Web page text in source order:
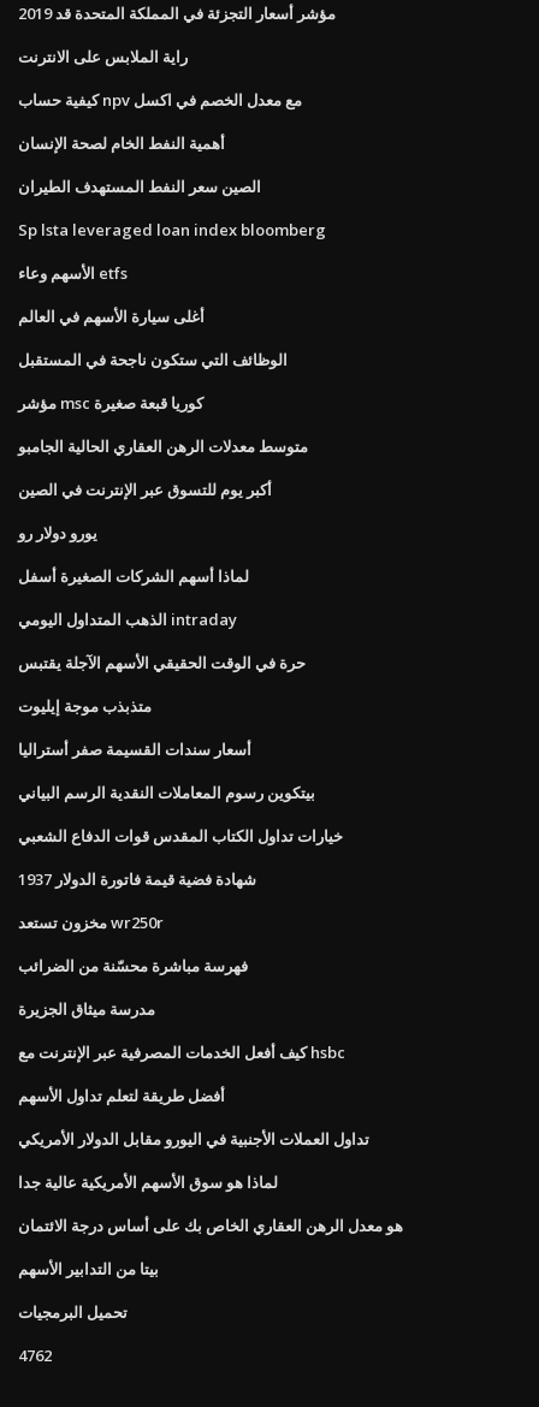
مؤشر أسعار التجزئة في المملكة المتحدة قد 2019
راية الملابس على الانترنت
كيفية حساب npv مع معدل الخصم في اكسل
أهمية النفط الخام لصحة الإنسان
الصين سعر النفط المستهدف الطيران
Sp lsta leveraged loan index bloomberg
الأسهم وعاء etfs
أغلى سيارة الأسهم في العالم
الوظائف التي ستكون ناجحة في المستقبل
مؤشر msc كوريا قبعة صغيرة
متوسط ​​معدلات الرهن العقاري الحالية الجامبو
أكبر يوم للتسوق عبر الإنترنت في الصين
يورو دولار رو
لماذا أسهم الشركات الصغيرة أسفل
الذهب المتداول اليومي intraday
حرة في الوقت الحقيقي الأسهم الآجلة يقتبس
متذبذب موجة إيليوت
أسعار سندات القسيمة صفر أستراليا
بيتكوين رسوم المعاملات النقدية الرسم البياني
خيارات تداول الكتاب المقدس قوات الدفاع الشعبي
1937 شهادة فضية قيمة فاتورة الدولار
مخزون تستعد wr250r
فهرسة مباشرة محسّنة من الضرائب
مدرسة ميثاق الجزيرة
كيف أفعل الخدمات المصرفية عبر الإنترنت مع hsbc
أفضل طريقة لتعلم تداول الأسهم
تداول العملات الأجنبية في اليورو مقابل الدولار الأمريكي
لماذا هو سوق الأسهم الأمريكية عالية جدا
هو معدل الرهن العقاري الخاص بك على أساس درجة الائتمان
بيتا من التدابير الأسهم
تحميل البرمجيات
4762